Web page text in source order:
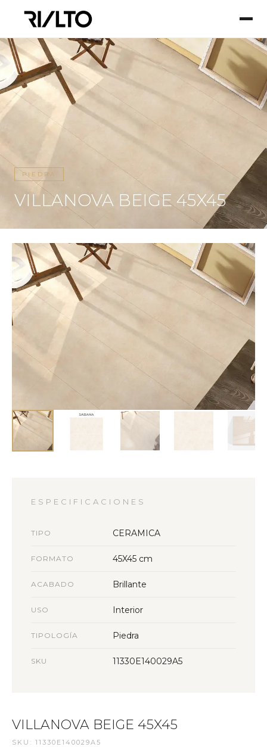
PIEDRA
VILLANOVA BEIGE 45X45
ESPECIFICACIONES
TIPO CERAMICA
FORMATO 45X45 cm
ACABADO Brillante
USO Interior
TIPOLOGÍA Piedra
SKU 11330E140029A5
VILLANOVA BEIGE 45X45
SKU: 11330E140029A5